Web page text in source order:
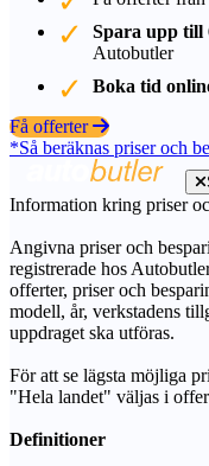
Spara upp till
Autobutler
Boka tid
Få offerter
*Så beräknas priser och
Information kring priser
Angivna priser och
registrerade hos
offerter, priser och
modell, år, verkstadens
uppdraget ska utföras.
För att se lägsta möjliga
"Hela landet" väljas i
Definitioner